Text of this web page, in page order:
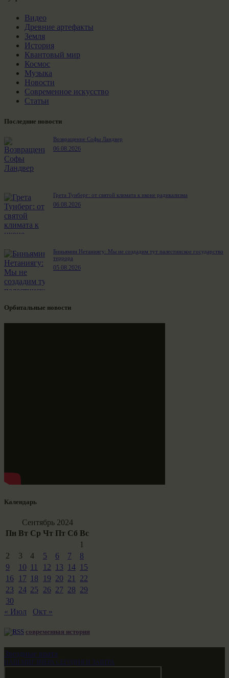
Видео
Древние артефакты
Земля
История
Квантовый мир
Космос
Музыка
Новости
Современное искусство
Статьи
Последние новости
Возвращение Софы Ландвер
06.08.2026
Грета Тунберг: от святой климата к иконе радикализма
06.08.2026
Биньямин Нетаниягу: Мы не создадим тут палестинское государство
террора
05.08.2026
Орбитальные новости
Календарь
Сентябрь 2024
Пн Вт Ср Чт Пт Сб Вс
1
2
3 4 5 6 7
8
9
10 11 12 13 14 15
16
17 18 19 20 21
22
23
24 25 26 27 28 29
30
« Июл
Окт »
современная история
Звездные врата
НАШ МИР ВЧЕРА СЕГОДНЯ И ЗАВТРА